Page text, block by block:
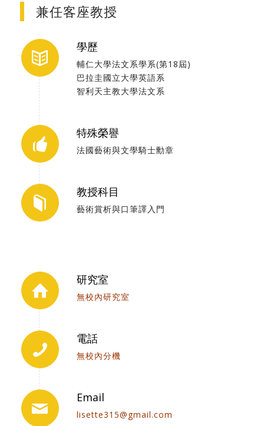
兼任客座教授
學歷
輔仁大學法文系學系(第18屆)
巴拉圭國立大學英語系
智利天主教大學法文系
特殊榮譽
法國藝術與文學騎士勳章
教授科目
藝術賞析與口筆譯入門
研究室
無校內研究室
電話
無校內分機
Email
lisette315@gmail.com